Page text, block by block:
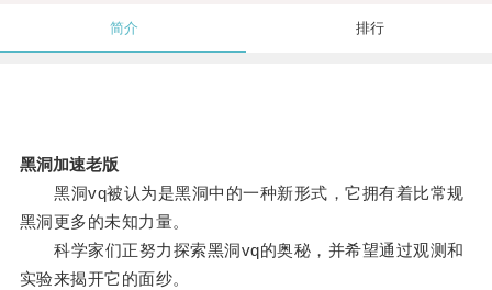
简介 排行
黑洞加速老版
黑洞vq被认为是黑洞中的一种新形式，它拥有着比常规
黑洞更多的未知力量。
科学家们正努力探索黑洞vq的奥秘，并希望通过观测和
实验来揭开它的面纱。